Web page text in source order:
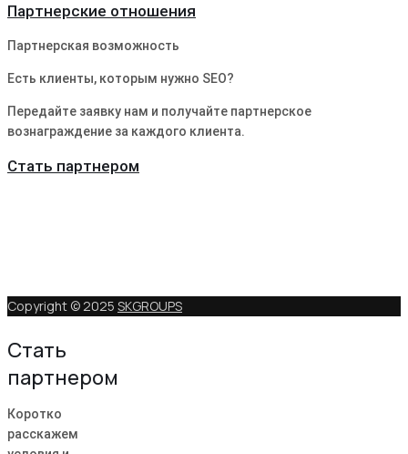
Партнерские отношения
Партнерская возможность
Есть клиенты, которым нужно SEO?
Передайте заявку нам и получайте партнерское
вознаграждение за каждого клиента.
Стать партнером
Copyright © 2025 SKGROUPS
Стать
партнером
Коротко
расскажем